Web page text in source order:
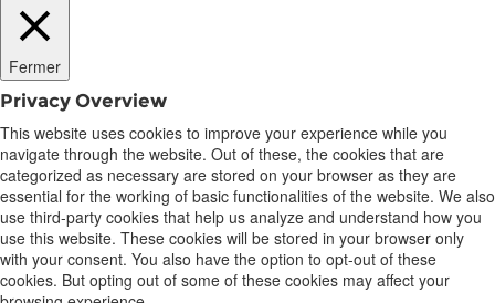
Fermer
Privacy Overview
This website uses cookies to improve your experience while you
navigate through the website. Out of these, the cookies that are
categorized as necessary are stored on your browser as they are
essential for the working of basic functionalities of the website. We also
use third-party cookies that help us analyze and understand how you
use this website. These cookies will be stored in your browser only
with your consent. You also have the option to opt-out of these
cookies. But opting out of some of these cookies may affect your